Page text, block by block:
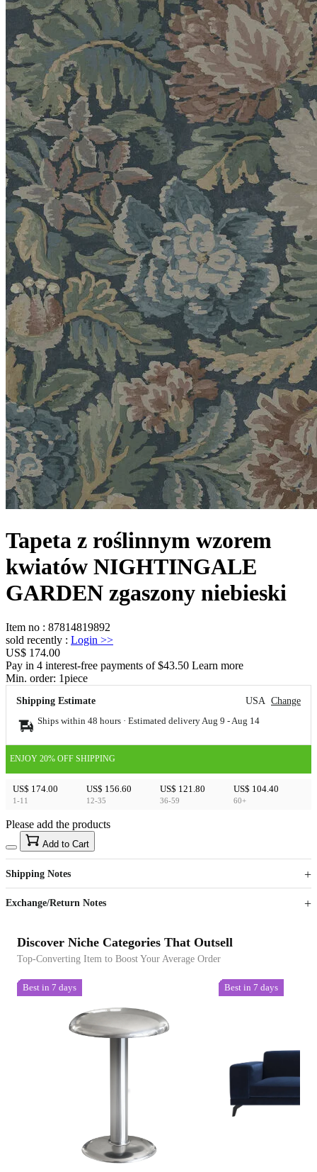
Tapeta z roślinnym wzorem
kwiatów NIGHTINGALE
GARDEN zgaszony niebieski
Item no : 87814819892
sold recently : Login >>
US$ 174.00
Pay in 4 interest-free payments of $43.50 Learn more
Min. order: 1piece
Shipping Estimate USA Change
Ships within 48 hours · Estimated delivery Aug 9 - Aug 14
ENJOY 20% OFF SHIPPING
US$ 174.00
1-11
US$ 156.60
12-35
US$ 121.80
36-59
US$ 104.40
60+
US$40
Sign up to your membership to get coupons up to
15%
Opportunity to enjoy order discount up to 15% off
Please add the products
Add to Cart
Shipping Notes
Exchange/Return Notes
Discover Niche Categories That Outsell
Top-Converting Item to Boost Your Average Order
Best in 7 days Best in 7 days